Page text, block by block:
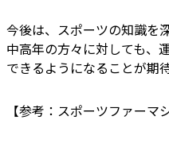
今後は、スポーツの知識を
中高年の方々に対しても、
できるようになることが期
【参考：スポーツファーマ